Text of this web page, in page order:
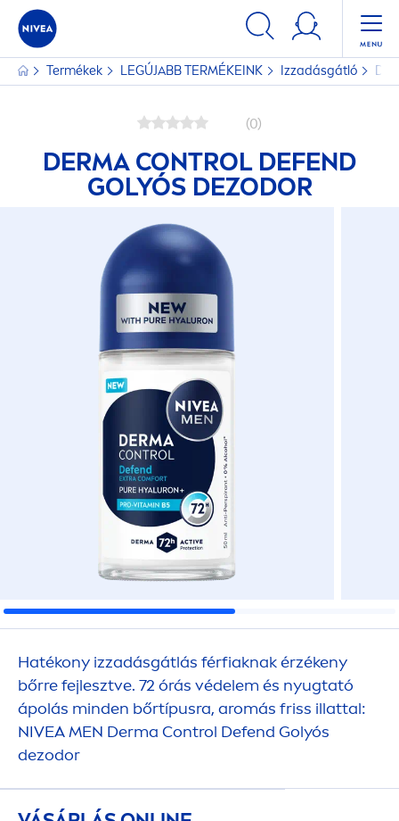
Termékek LEGÚJABB TERMÉKEINK Izzadásgátló
(0)
DERMA CONTROL DEFEND
GOLYÓS DEZODOR
Hatékony izzadásgátlás férfiaknak érzékeny
bőrre fejlesztve. 72 órás védelem és nyugtató
ápolás minden bőrtípusra, aromás friss illattal:
NIVEAMEN Derma Control Defend Golyós
dezodor